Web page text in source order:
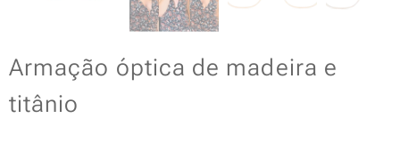
Armação óptica de madeira e
titânio